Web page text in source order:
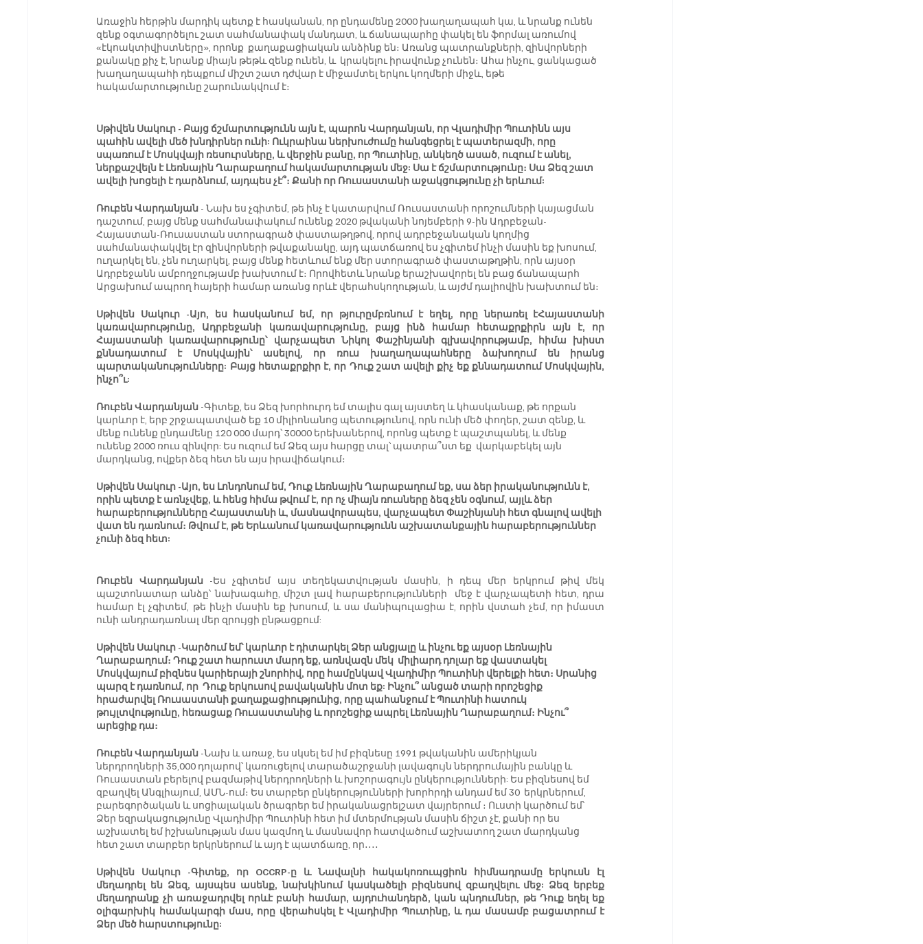
Առաջին հերթին մարդիկ պետք է հասկանան, որ ընդամենը 2000 խաղաղապահ կա, և նրանք ունեն
զենք օգտագործելու շատ սահմանափակ մանդատ, և ճանապարհը փակել են ֆորմալ առումով
«էկոակտիվիստները», որոնք  քաղաքացիական անձինք են։ Առանց պատրանքների, զինվորների
քանակը քիչ է, նրանք միայն թեթև զենք ունեն, և  կրակելու իրավունք չունեն։ Ահա ինչու, ցանկացած
խաղաղապահի դեպքում միշտ շատ դժվար է միջամտել երկու կողմերի միջև, եթե
հակամարտությունը շարունակվում է։
Սթիվեն Սակուր - Բայց ճշմարտությունն այն է, պարոն Վարդանյան, որ Վլադիմիր Պուտինն այս
պահին ավելի մեծ խնդիրներ ունի: Ուկրաինա ներխուժումը հանգեցրել է պատերազմի, որը
սպառում է Մոսկվայի ռեսուրսները, և վերջին բանը, որ Պուտինը, անկեղծ ասած, ուզում է անել,
ներքաշվելն է Լեռնային Ղարաբաղում հակամարտության մեջ: Սա է ճշմարտությունը։ Սա Ձեզ շատ
ավելի խոցելի է դարձնում, այդպես չէ՞։ Քանի որ Ռուսաստանի աջակցությունը չի երևում:
Ռուբեն Վարդանյան - Նախ ես չգիտեմ, թե ինչ է կատարվում Ռուսաստանի որոշումների կայացման
դաշտում, բայց մենք սահմանափակում ունենք 2020 թվականի նոյեմբերի 9-ին Ադրբեջան-
Հայաստան-Ռուսաստան ստորագրած փաստաթղթով, որով ադրբեջանական կողմից
սահմանափակվել էր զինվորների թվաքանակը, այդ պատճառով ես չգիտեմ ինչի մասին եք խոսում,
ուղարկել են, չեն ուղարկել, բայց մենք հետևում ենք մեր ստորագրած փաստաթղթին, որն այսօր
Ադրբեջանն ամբողջությամբ խախտում է։ Որովհետև նրանք երաշխավորել են բաց ճանապարհ
Արցախում ապրող հայերի համար առանց որևէ վերահսկողության, և այժմ դալիովին խախտում են։
Սթիվեն Սակուր -Այո, ես հասկանում եմ, որ թյուրըմբռնում է եղել, որը ներառել էՀայաստանի
կառավարությունը, Ադրբեջանի կառավարությունը, բայց ինձ համար հետաքրքիրն այն է, որ
Հայաստանի կառավարությունը՝ վարչապետ Նիկոլ Փաշինյանի գլխավորությամբ, հիմա խիստ
քննադատում է Մոսկվային՝ ասելով, որ ռուս խաղաղապահները ձախողում են իրանց
պարտականությունները: Բայց հետաքրքիր է, որ Դուք շատ ավելի քիչ եք քննադատում Մոսկվային,
ինչո՞ւ:
Ռուբեն Վարդանյան -Գիտեք, ես Ձեզ խորհուրդ եմ տալիս գալ այստեղ և կհասկանաք, թե որքան
կարևոր է, երբ շրջապատված եք 10 միլիոնանոց պետությունով, որն ունի մեծ փողեր, շատ զենք, և
մենք ունենք ընդամենը 120 000 մարդ՝ 30000 երեխաներով, որոնց պետք է պաշտպանել, և մենք
ունենք 2000 ռուս զինվոր: Ես ուզում եմ Ձեզ այս հարցը տալ՝ պատրա՞ստ եք  վարկաբեկել այն
մարդկանց, ովքեր ձեզ հետ են այս իրավիճակում։
Սթիվեն Սակուր -Այո, ես Լոնդոնում եմ, Դուք Լեռնային Ղարաբաղում եք, սա ձեր իրականությունն է,
որին պետք է առնչվեք, և հենց հիմա թվում է, որ ոչ միայն ռուսները ձեզ չեն օգնում, այլև ձեր
հարաբերությունները Հայաստանի և, մասնավորապես, վարչապետ Փաշինյանի հետ գնալով ավելի
վատ են դառնում։ Թվում է, թե Երևանում կառավարությունն աշխատանքային հարաբերություններ
չունի ձեզ հետ:
Ռուբեն Վարդանյան -Ես չգիտեմ այս տեղեկատվության մասին, ի դեպ մեր երկրում թիվ մեկ
պաշտոնատար անձը՝ նախագահը, միշտ լավ հարաբերությունների  մեջ է վարչապետի հետ, դրա
համար էլ չգիտեմ, թե ինչի մասին եք խոսում, և սա մանիպուլացիա է, որին վստահ չեմ, որ իմաստ
ունի անդրադառնալ մեր զրույցի ընթացքում:
Սթիվեն Սակուր -Կարծում եմ՝ կարևոր է դիտարկել Ձեր անցյալը և ինչու եք այսօր Լեռնային
Ղարաբաղում։ Դուք շատ հարուստ մարդ եք, առնվազն մեկ  միլիարդ դոլար եք վաստակել
Մոսկվայում բիզնես կարիերայի շնորհիվ, որը համընկավ Վլադիմիր Պուտինի վերելքի հետ։ Սրանից
պարզ է դառնում, որ  Դուք երկուսով բավականին մոտ եք: Ինչու՞ անցած տարի որոշեցիք
հրաժարվել Ռուսաստանի քաղաքացիությունից, որը պահանջում է Պուտինի հատուկ
թույլտվությունը, հեռացաք Ռուսաստանից և որոշեցիք ապրել Լեռնային Ղարաբաղում։ Ինչու՞
արեցիք դա։
Ռուբեն Վարդանյան -Նախ և առաջ, ես սկսել եմ իմ բիզնեսը 1991 թվականին ամերիկյան
ներդրողների 35,000 դոլարով՝ կառուցելով տարածաշրջանի լավագույն ներդրումային բանկը և
Ռուսաստան բերելով բազմաթիվ ներդրողների և խոշորագույն ընկերությունների: Ես բիզնեսով եմ
զբաղվել Անգլիայում, ԱՄՆ-ում։ Ես տարբեր ընկերությունների խորհրդի անդամ եմ 30  երկրներում,
բարեգործական և սոցիալական ծրագրեր եմ իրականացրելշատ վայրերում ։ Ուստի կարծում եմ՝
Ձեր եզրակացությունը Վլադիմիր Պուտինի հետ իմ մտերմության մասին ճիշտ չէ, քանի որ ես
աշխատել եմ իշխանության մաս կազմող և մասնավոր հատվածում աշխատող շատ մարդկանց
հետ շատ տարբեր երկրներում և այդ է պատճառը, որ․․․․
Սթիվեն Սակուր -Գիտեք, որ OCCRP-ը և Նավալնի հակակոռուպցիոն հիմնադրամը երկուսն էլ
մեղադրել են Ձեզ, այսպես ասենք, նախկինում կասկածելի բիզնեսով զբաղվելու մեջ: Ձեզ երբեք
մեղադրանք չի առաջադրվել որևէ բանի համար, այդուհանդերձ, կան պնդումներ, թե Դուք եղել եք
օլիգարխիկ համակարգի մաս, որը վերահսկել է Վլադիմիր Պուտինը, և դա մասամբ բացատրում է
Ձեր մեծ հարստությունը: